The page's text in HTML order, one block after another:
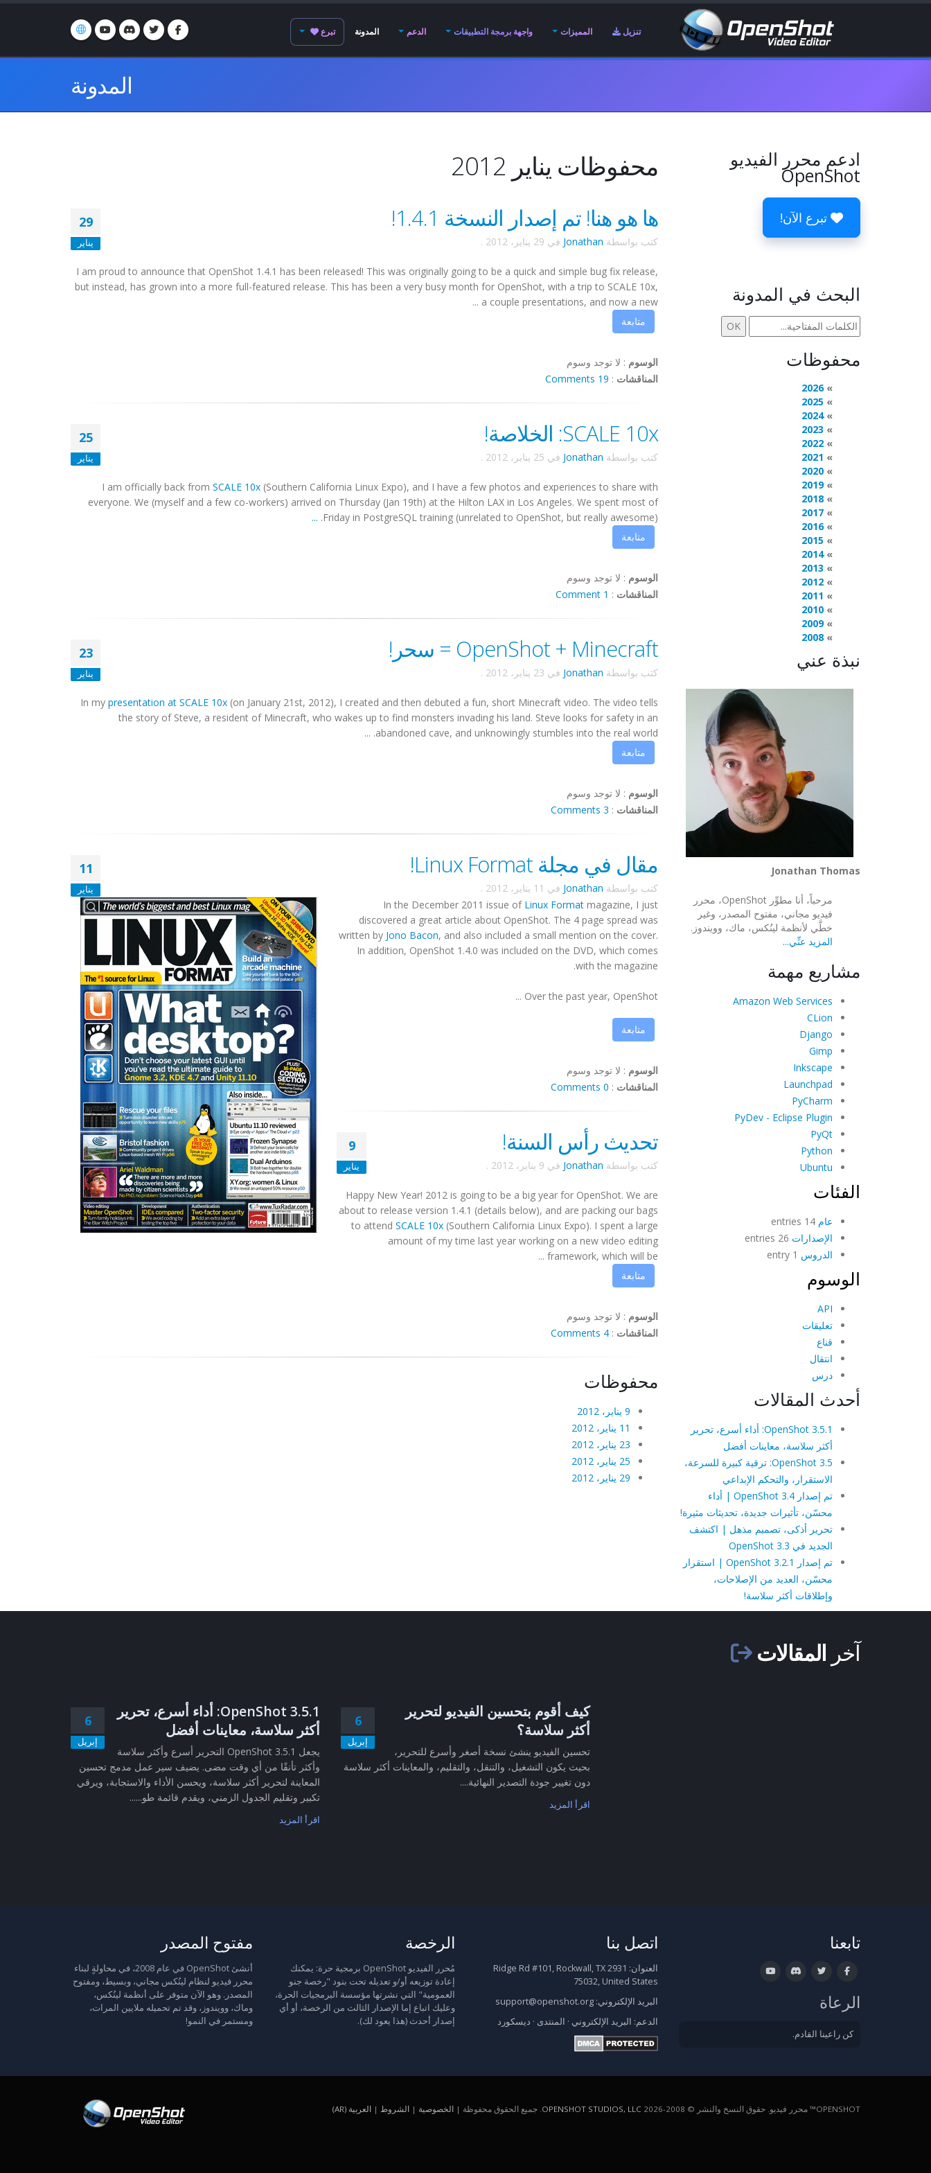
تنزيل المميزات واجهة برمجة التطبيقات الدعم المدونة تبرع
المدونة
محفوظات يناير 2012
29
يناير
ها هو هنا! تم إصدار النسخة 1.4.1!
كتب بواسطة Jonathan في 29 يناير، 2012 .
I am proud to announce that OpenShot 1.4.1 has been released! This was originally going to be a quick and simple bug fix release,
but instead, has grown into a more full-featured release. This has been a very busy month for OpenShot, with a trip to SCALE 10x,
a couple presentations, and now a new ...
متابعة
الوسوم : لا توجد وسوم
المناقشات :
19 Comments
25
يناير
SCALE 10x: الخلاصة!
كتب بواسطة Jonathan في 25 يناير، 2012 .
I am officially back from SCALE 10x(Southern California Linux Expo), and I have a few photos and experiences to share with
everyone. We (myself and a few co-workers) arrived on Thursday (Jan 19th) at the Hilton LAX in Los Angeles. We spent most of
Friday in PostgreSQL training (unrelated to OpenShot, but really awesome).
...
متابعة
الوسوم : لا توجد وسوم
المناقشات :
1 Comment
23
يناير
OpenShot + Minecraft = سحر!
كتب بواسطة Jonathan في 23 يناير، 2012 .
In my presentation at SCALE 10x(on January 21st, 2012), I created and then debuted a fun, short Minecraft video. The video tells
the story of Steve, a resident of Minecraft, who wakes up to find monsters invading his land. Steve looks for safety in an
abandoned cave, and unknowingly stumbles into the real world. ...
متابعة
الوسوم : لا توجد وسوم
المناقشات :
3 Comments
11
يناير
مقال في مجلة Linux Format!
كتب بواسطة Jonathan في 11 يناير، 2012
.
In the December 2011 issue of Linux Formatmagazine, I just
discovered a great article about OpenShot. The 4 page spread was
written by Jono Bacon, and also included a small mention on the cover.
In addition, OpenShot 1.4.0 was included on the DVD, which comes
with the magazine.
Over the past year, OpenShot ...
متابعة
الوسوم : لا توجد وسوم
المناقشات :
0 Comments
9
يناير
تحديث رأس السنة!
كتب بواسطة Jonathan في 9 يناير، 2012 .
Happy New Year! 2012 is going to be a big year for OpenShot. We are
about to release version 1.4.1 (details below), and are packing our bags
to attend SCALE 10x(Southern California Linux Expo). I spent a large
amount of my time last year working on a new video editing
framework, which will be ...
متابعة
الوسوم : لا توجد وسوم
المناقشات :
4 Comments
محفوظات
9 يناير، 2012
11 يناير، 2012
23 يناير، 2012
25 يناير، 2012
29 يناير، 2012
ادعم محرر الفيديو
OpenShot
تبرع الآن!
البحث في المدونة
محفوظات
2026
2025
2024
2023
2022
2021
2020
2019
2018
2017
2016
2015
2014
2013
2012
2011
2010
2009
2008
نبذة عني
Jonathan Thomas
مرحباً، أنا مطوِّر OpenShot، محرر
فيديو مجاني، مفتوح المصدر، وغير
خطَّي لأنظمة لينُكس، ماك، وويندوز.
المزيد عنِّي...
مشاريع مهمة
Amazon Web Services
CLion
Django
Gimp
Inkscape
Launchpad
PyCharm
PyDev - Eclipse Plugin
PyQt
Python
Ubuntu
الفئات
عام
الإصدارات
الدروس
الوسوم
API
تعليقات
قناع
انتقال
درس
أحدث المقالات
OpenShot 3.5.1: أداء أسرع، تحرير
أكثر سلاسة، معاينات أفضل
OpenShot 3.5: ترقية كبيرة للسرعة،
الاستقرار، والتحكم الإبداعي
تم إصدار OpenShot 3.4 | أداء
محسّن، تأثيرات جديدة، تحديثات مثيرة!
تحرير أذكى، تصميم مذهل | اكتشف
الجديد في OpenShot 3.3
تم إصدار OpenShot 3.2.1 | استقرار
محسّن، العديد من الإصلاحات،
وإطلاقات أكثر سلاسة!
آخر المقالات
6
إبريل
OpenShot 3.5.1: أداء أسرع، تحرير
أكثر سلاسة، معاينات أفضل
يجعل OpenShot 3.5.1 التحرير أسرع وأكثر سلاسة
وأكثر تأنقًا من أي وقت مضى. يضيف سير عمل مدمج تحسين
المعاينة لتحرير أكثر سلاسة، ويحسن الأداء والاستجابة، ويرقي
تكبير وتقليم الجدول الزمني، ويقدم قائمة طو......
اقرأ المزيد
6
إبريل
كيف أقوم بتحسين الفيديو لتحرير
أكثر سلاسة؟
تحسين الفيديو ينشئ نسخة أصغر وأسرع للتحرير،
بحيث يكون التشغيل، والتنقل، والتقليم، والمعاينات أكثر سلاسة
دون تغيير جودة التصدير النهائية....
اقرأ المزيد
مفتوح المصدر
أنشئ OpenShot في عام 2008، في محاولةٍ لبناء
محرر فيديو لنظام لينُكس مجاني، وبسيط، ومفتوح
المصدر. وهو الآن متوفر على أنظمة لينُكس،
وماك، وويندوز، وقد تم تحميله ملايين المرات،
ومستمر في النمو!
الرخصة
مُحرر الفيديو OpenShot برمجية حرة: يمكنك
إعادة توزيعه أو/و تعديله تحت بنود "رخصة جنو
العمومية" التي نشرتها مؤسسة البرمجيات الحرة،
وعليك اتباع إما الإصدار الثالث من الرخصة، أو أي
إصدار أحدث (هذا يعود لك).
اتصل بنا
العنوان:
2931 Ridge Rd #101, Rockwall, TX
75032, United States
البريد الإلكتروني: support@openshot.org
الدعم: البريد الإلكتروني · المنتدى · ديسكورد
تابعنا
الرعاة
كن راعينا القادم.
OPENSHOT™ محرر فيديو. حقوق النسخ والنشر © 2008-2026 OPENSHOT STUDIOS, LLC. جميع الحقوق محفوظة | الخصوصية | الشروط | العربية (AR)